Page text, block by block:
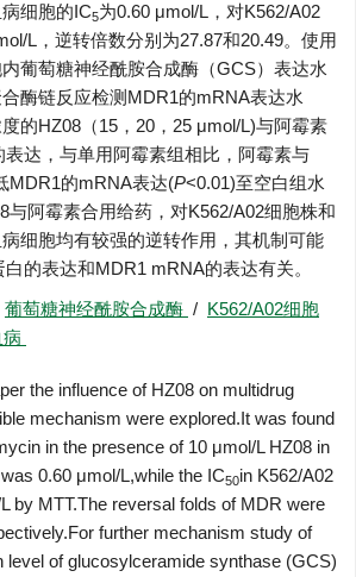
细胞的IC5为0.60 μmol/L，对K562/A02
L，逆转倍数分别为27.87和20.49。使用
葡萄糖神经酰胺合成酶（GCS）表达水
酶链反应检测MDR1的mRNA表达水
的HZ08（15，20，25 μmol/L)与阿霉素
达，与单用阿霉素组相比，阿霉素与
MDR1的mRNA表达(P<0.01)至空白组水
与阿霉素合用给药，对K562/A02细胞株和
细胞均有较强的逆转作用，其机制可能
的表达和MDR1 mRNA的表达有关。
葡萄糖神经酰胺合成酶 / K562/A02细胞
the influence of HZ08 on multidrug
mechanism were explored.It was found
in the presence of 10 μmol/L HZ08 in
0.60 μmol/L,while the IC50in K562/A02
by MTT.The reversal folds of MDR were
further mechanism study of
level of glucosylceramide synthase (GCS)